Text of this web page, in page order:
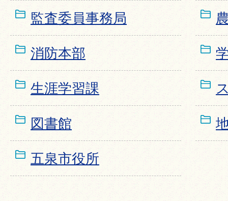
監査委員事務局
消防本部
生涯学習課
図書館
五泉市役所